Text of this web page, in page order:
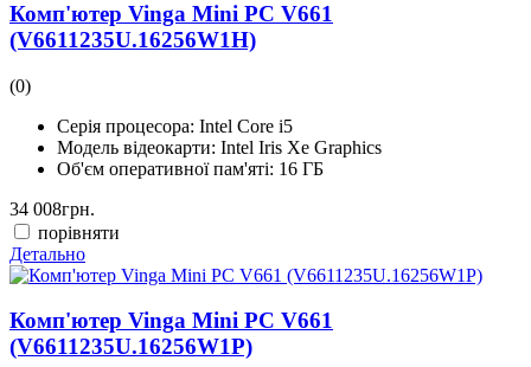
Комп'ютер Vinga Mini PC V661
(V6611235U.16256W1H)
(0)
Серія процесора: Intel Core i5
Модель відеокарти: Intel Iris Xe Graphics
Об'єм оперативної пам'яті: 16 ГБ
34 008грн.
порівняти
Детально
Комп'ютер Vinga Mini PC V661
(V6611235U.16256W1P)